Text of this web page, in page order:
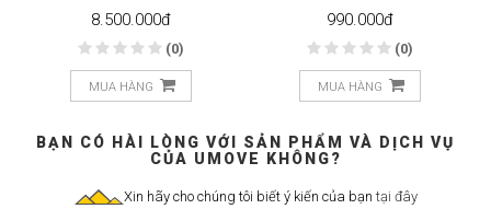
8.500.000đ
(0)
MUA HÀNG
990.000đ
(0)
MUA HÀNG
BẠN CÓ HÀI LÒNG VỚI SẢN PHẨM VÀ DỊCH VỤ
CỦA UMOVE KHÔNG?
Xin hãy cho chúng tôi biết ý kiến của bạn tại đây